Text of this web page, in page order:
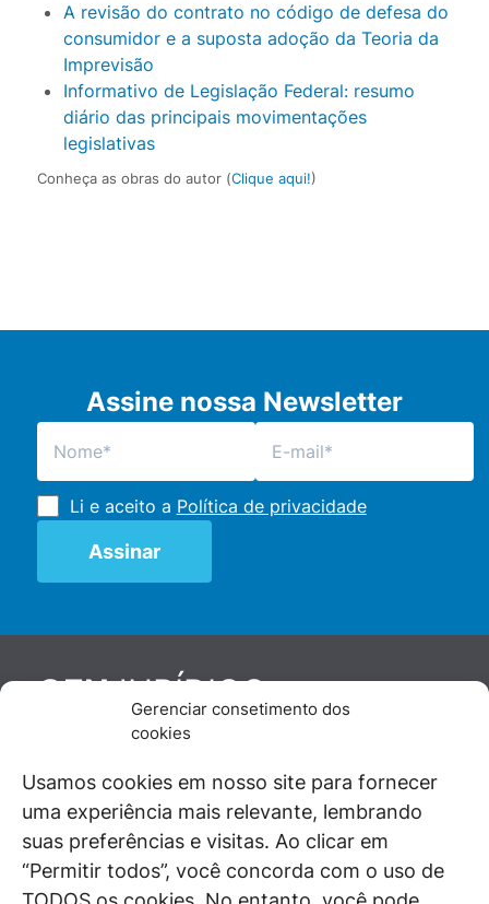
Gerenciar consetimento dos
cookies
Usamos cookies em nosso site para fornecer
uma experiência mais relevante, lembrando
suas preferências e visitas. Ao clicar em
“Permitir todos”, você concorda com o uso de
A revisão do contrato no código de defesa do
consumidor e a suposta adoção da Teoria da
Imprevisão
Informativo de Legislação Federal: resumo
diário das principais movimentações
legislativas
Conheça as obras do autor (Clique aqui!)
Assine nossa Newsletter
Li e aceito a Política de privacidade
GENJURÍDICO
De maneira independente, os autores e
juristas e doutrinadores nacionais, se posicionam
diante de questões relevantes do cotidiano e
universo jurídico.